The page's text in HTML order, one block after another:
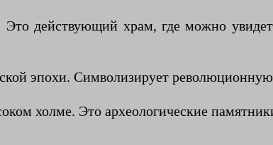
действующий храм, где можно
эпохи. Символизирует
холме. Это археологические